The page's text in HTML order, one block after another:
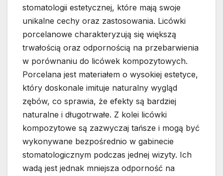
stomatologii estetycznej, które mają swoje
unikalne cechy oraz zastosowania. Licówki
porcelanowe charakteryzują się większą
trwałością oraz odpornością na przebarwienia
w porównaniu do licówek kompozytowych.
Porcelana jest materiałem o wysokiej estetyce,
który doskonale imituje naturalny wygląd
zębów, co sprawia, że efekty są bardziej
naturalne i długotrwałe. Z kolei licówki
kompozytowe są zazwyczaj tańsze i mogą być
wykonywane bezpośrednio w gabinecie
stomatologicznym podczas jednej wizyty. Ich
wadą jest jednak mniejsza odporność na